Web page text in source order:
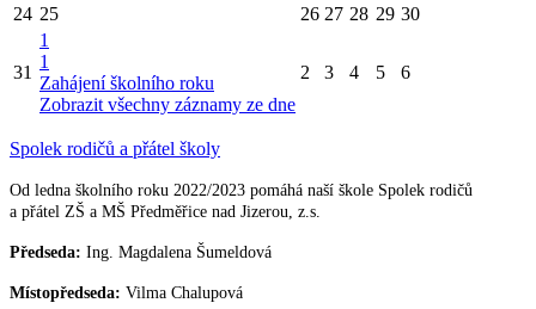
24 25 26 27 28 29 30
31
1
1
Zahájení školního roku
Zobrazit všechny záznamy ze dne
2 3 4 5 6
Spolek rodičů a přátel školy
Od ledna školního roku 2022/2023 pomáhá naší škole Spolek rodičů
a přátel ZŠ a MŠ Předměřice nad Jizerou, z.s.
Předseda: Ing. Magdalena Šumeldová
Místopředseda: Vilma Chalupová